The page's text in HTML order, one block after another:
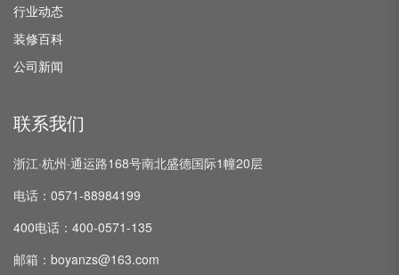
行业动态
装修百科
公司新闻
联系我们
浙江·杭州·通运路168号南北盛德国际1幢20层
电话：0571-88984199
400电话：400-0571-135
邮箱：boyanzs@163.com